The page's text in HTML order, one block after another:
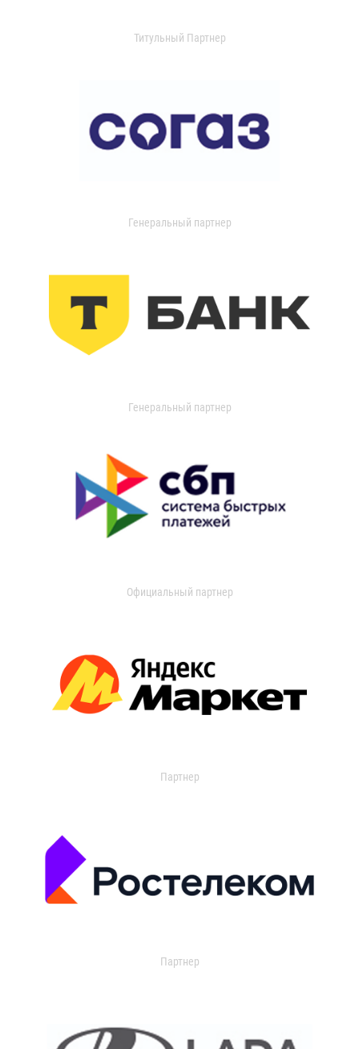
Титульный Партнер
Генеральный партнер
Генеральный партнер
Официальный партнер
Партнер
Партнер